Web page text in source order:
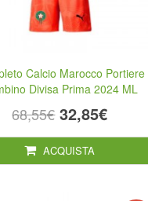
Calcio Marocco Portiere
Divisa Prima 2024 ML
68,55€ 32,85€
ACQUISTA